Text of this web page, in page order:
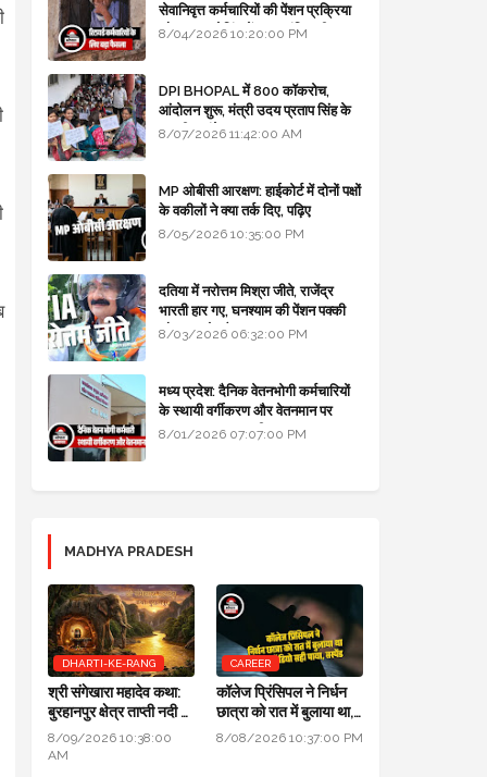
सेवानिवृत्त कर्मचारियों की पेंशन प्रक्रिया
और बजट कोडिंग में हुए क्रांतिकारी
8/04/2026 10:20:00 PM
DPI BHOPAL में 800 कॉकरोच,
आंदोलन शुरू, मंत्री उदय प्रताप सिंह के
घर भी जाएंगे
8/07/2026 11:42:00 AM
MP ओबीसी आरक्षण: हाईकोर्ट में दोनों पक्षों
के वकीलों ने क्या तर्क दिए, पढ़िए
8/05/2026 10:35:00 PM
दतिया में नरोत्तम मिश्रा जीते, राजेंद्र
भारती हार गए, घनश्याम की पेंशन पक्की
और आशुतोष बैक टू...
8/03/2026 06:32:00 PM
मध्य प्रदेश: दैनिक वेतनभोगी कर्मचारियों
के स्थायी वर्गीकरण और वेतनमान पर
सरकार का बड़ा स्पष्टीकरण
8/01/2026 07:07:00 PM
MADHYA PRADESH
DHARTI-KE-RANG
श्री संगेखारा महादेव कथा:
बुरहानपुर क्षेत्र ताप्ती नदी में
स्थित 900 वर्ष प्राचीन
दिव्य अखंड शिवलिंग
8/09/2026 10:38:00
AM
CAREER
कॉलेज प्रिंसिपल ने निर्धन
छात्रा को रात में बुलाया था,
जांच में ऑडियो सही पाया,
8/08/2026 10:37:00 PM